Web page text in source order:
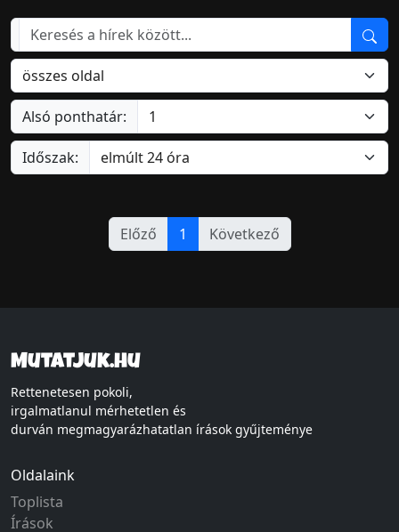
Alsó ponthatár:
Időszak:
Előző 1 Következő
Mutatjuk.hu
Rettenetesen pokoli,
irgalmatlanul mérhetetlen és
durván megmagyarázhatatlan írások gyűjteménye
Oldalaink
Toplista
Írások